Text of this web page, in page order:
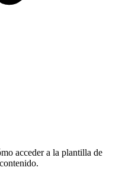
acceder a la plantilla de